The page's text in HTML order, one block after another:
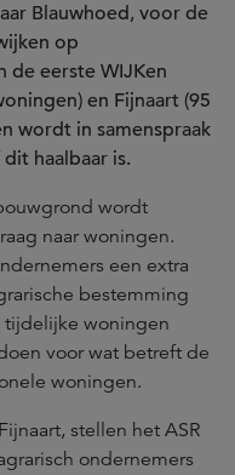
Blauwhoed, voor de
op
de eerste WIJKen
en Fijnaart (95
wordt in samenspraak
haalbaar is.
wordt
naar woningen.
een extra
bestemming
woningen
voor wat betreft de
woningen.
stellen het ASR
ondernemers